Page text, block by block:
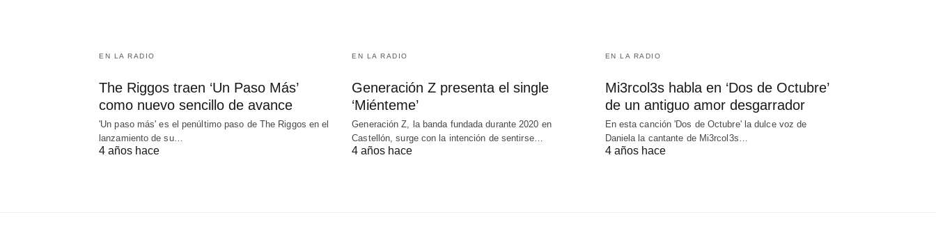
EN LA RADIO
The Riggos traen ‘Un Paso Más’
como nuevo sencillo de avance
'Un paso más' es el penúltimo paso de The Riggos en el
lanzamiento de su…
4 años hace
EN LA RADIO
Generación Z presenta el single
‘Miénteme’
Generación Z, la banda fundada durante 2020 en
Castellón, surge con la intención de sentirse…
4 años hace
EN LA RADIO
Mi3rcol3s habla en ‘Dos de Octubre’
de un antiguo amor desgarrador
En esta canción 'Dos de Octubre' la dulce voz de
Daniela la cantante de Mi3rcol3s…
4 años hace